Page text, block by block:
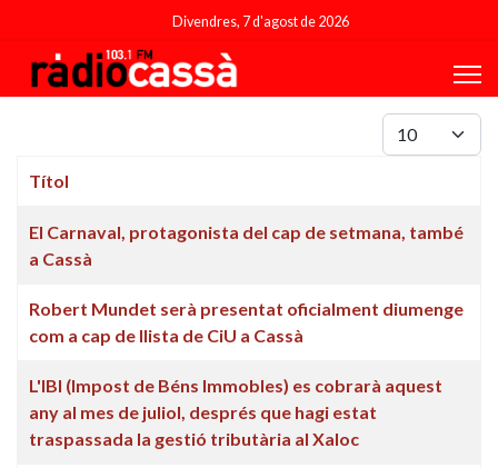
Divendres, 7 d'agost de 2026
Mostrar #
Títol
El Carnaval, protagonista del cap de setmana, també
a Cassà
Robert Mundet serà presentat oficialment diumenge
com a cap de llista de CiU a Cassà
L'IBI (Impost de Béns Immobles) es cobrarà aquest
any al mes de juliol, després que hagi estat
traspassada la gestió tributària al Xaloc